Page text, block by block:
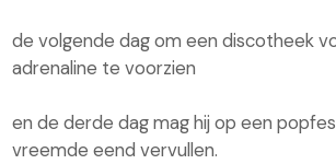
de volgende dag om een discotheek
adrenaline te voorzien
en de derde dag mag hij op een
vreemde eend vervullen.